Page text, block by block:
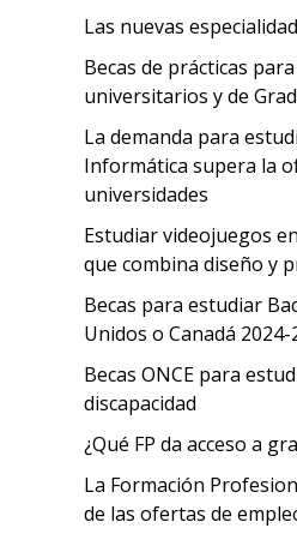
Las nuevas
Becas de prácticas
universitarios y de
La demanda para
Informática supera la
universidades
Estudiar videojuegos
que combina diseño y
Becas para estudiar
Unidos o Canadá 2024-
Becas ONCE para
discapacidad
¿Qué FP da acceso a
La Formación
de las ofertas de